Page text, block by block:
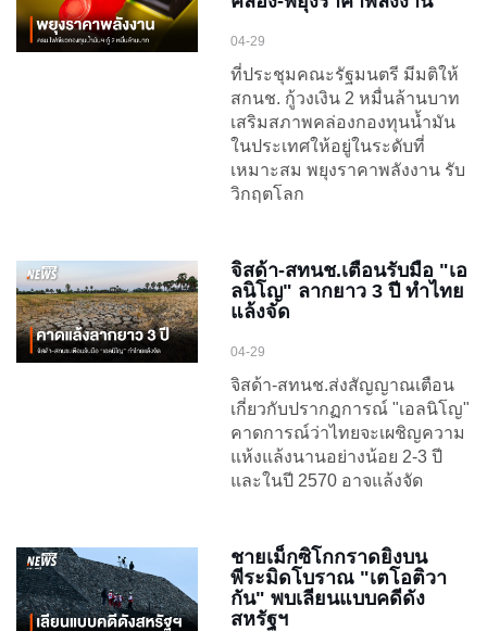
04-29
ที่ประชุมคณะรัฐมนตรี มีมติให้
สกนช. กู้วงเงิน 2 หมื่นล้านบาท
เสริมสภาพคล่องกองทุนน้ำมัน
ในประเทศให้อยู่ในระดับที่
เหมาะสม พยุงราคาพลังงาน รับ
วิกฤตโลก
จิสด้า-สทนช.เตือนรับมือ "เอ
ลนิโญ" ลากยาว 3 ปี ทำไทย
แล้งจัด
04-29
จิสด้า-สทนช.ส่งสัญญาณเตือน
เกี่ยวกับปรากฏการณ์ "เอลนิโญ"
คาดการณ์ว่าไทยจะเผชิญความ
แห้งแล้งนานอย่างน้อย 2-3 ปี
และในปี 2570 อาจแล้งจัด
ชายเม็กซิโกกราดยิงบน
พีระมิดโบราณ "เตโอติวา
กัน" พบเลียนแบบคดีดัง
สหรัฐฯ